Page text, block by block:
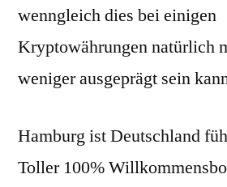
wenngleich dies bei einigen
Kryptowährungen natürlich
weniger ausgeprägt sein
Hamburg ist Deutschland
Toller 100%